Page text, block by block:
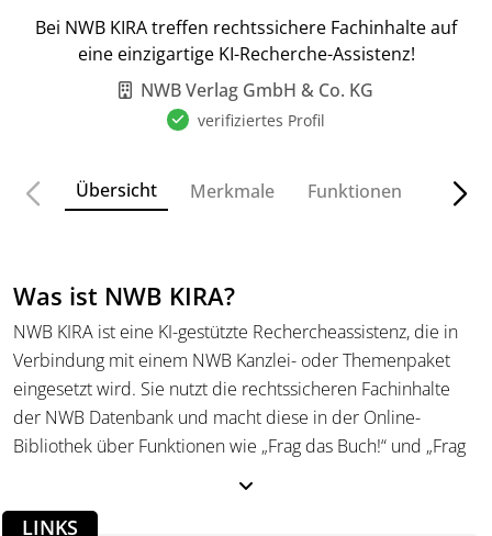
Bei NWB KIRA treffen rechtssichere Fachinhalte auf
eine einzigartige KI-Recherche-Assistenz!
NWB Verlag GmbH & Co. KG
verifiziertes Profil
Übersicht Merkmale Funktionen Preise
Was ist NWB KIRA?
NWB KIRA ist eine KI-gestützte Rechercheassistenz, die in
Verbindung mit einem NWB Kanzlei- oder Themenpaket
eingesetzt wird. Sie nutzt die rechtssicheren Fachinhalte
der NWB Datenbank und macht diese in der Online-
Bibliothek über Funktionen wie „Frag das Buch!“ und „Frag
Was kann NWB KIRA?
LINKS